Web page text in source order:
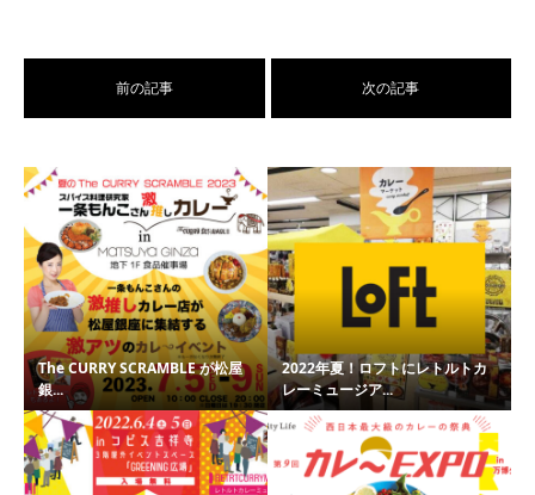
前の記事 次の記事
The CURRY SCRAMBLE が松屋
銀...
2022年夏！ロフトにレトルトカ
レーミュージア...